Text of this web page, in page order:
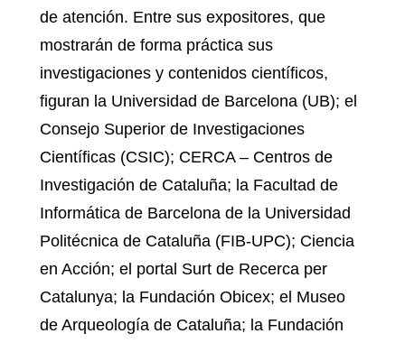
de atención. Entre sus expositores, que
mostrarán de forma práctica sus
investigaciones y contenidos científicos,
figuran la Universidad de Barcelona (UB); el
Consejo Superior de Investigaciones
Científicas (CSIC); CERCA – Centros de
Investigación de Cataluña; la Facultad de
Informática de Barcelona de la Universidad
Politécnica de Cataluña (FIB-UPC); Ciencia
en Acción; el portal Surt de Recerca per
Catalunya; la Fundación Obicex; el Museo
de Arqueología de Cataluña; la Fundación